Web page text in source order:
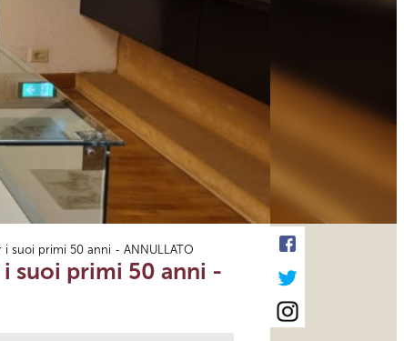
suoi primi 50 anni - ANNULLATO
suoi primi 50 anni -